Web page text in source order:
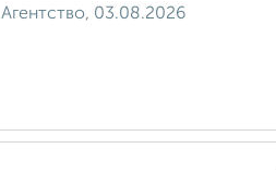
Агентство, 03.08.2026